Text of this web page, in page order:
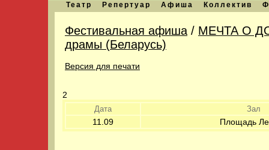
Театр Репертуар Афиша Коллектив
Фестивальная афиша / МЕЧТА О
драмы (Беларусь)
Версия для печати
2
Дата Зал
11.09 Площадь